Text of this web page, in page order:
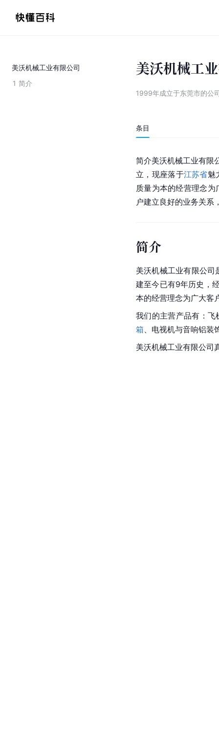
美沃机械工业有限公司
1 简介
美沃机械工
1999年成立于东莞市的公
条目
简介美沃机械工业有限
立，现座落于江苏省
质量为本的经营理念
户建立良好的业务关系
简介
美沃机械工业有限公
建至今已有9年历史，
本的经营理念为广大客
我们的主营产品有：
箱 、电视机与音响铝
美沃机械工业有限公司